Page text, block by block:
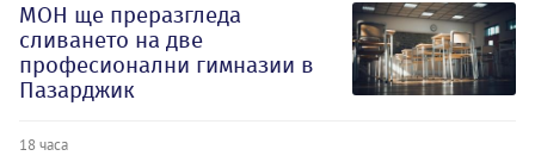
МОН ще преразгледа
сливането на две
професионални гимназии в
Пазарджик
18 часа